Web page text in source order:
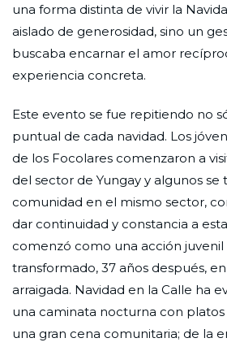
una forma distinta de vivir la
aislado de generosidad, sino un
buscaba encarnar el amor
experiencia concreta.
Este evento se fue repitiendo no
puntual de cada navidad. Los
de los Focolares comenzaron a
del sector de Yungay y algunos se
comunidad en el mismo sector,
dar continuidad y constancia a
comenzó como una acción
transformado, 37 años después,
arraigada. Navidad en la Calle ha
una caminata nocturna con platos
una gran cena comunitaria; de la